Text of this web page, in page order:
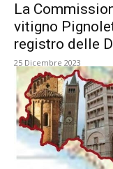
La
vitigno
registro delle
25 Dicembre 2023